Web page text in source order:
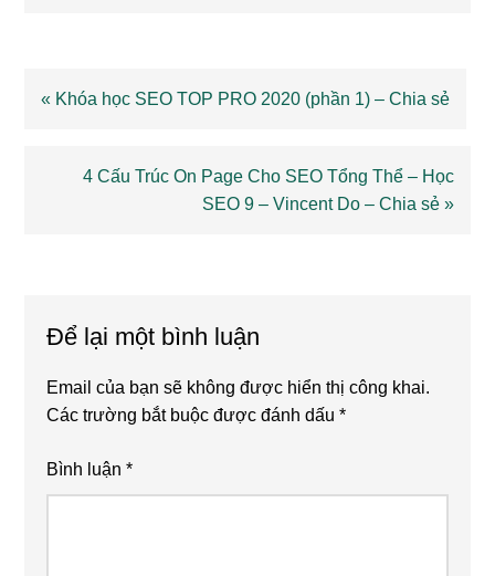
Previous
« Khóa học SEO TOP PRO 2020 (phần 1) – Chia sẻ
Next
4 Cấu Trúc On Page Cho SEO Tổng Thể – Học
SEO 9 – Vincent Do – Chia sẻ »
Để lại một bình luận
Email của bạn sẽ không được hiển thị công khai.
Các trường bắt buộc được đánh dấu*
Bình luận*